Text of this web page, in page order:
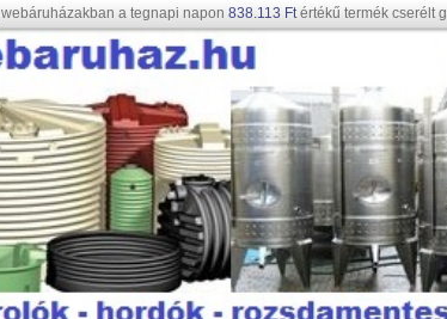
webáruházakban a tegnapi napon 838.113 Ftértékű termék cserélt